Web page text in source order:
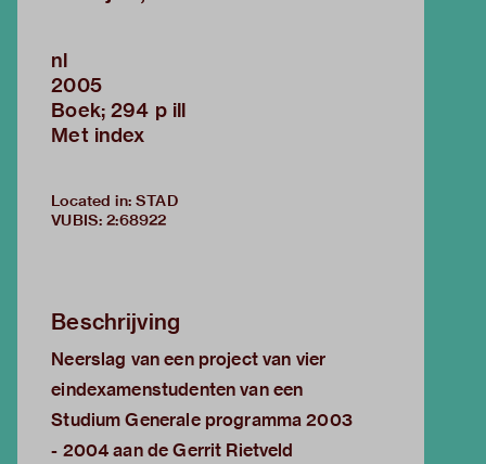
nl
2005
Boek; 294 p ill
Met index
Located in: STAD
VUBIS: 2:68922
Beschrijving
Neerslag van een project van vier
eindexamenstudenten van een
Studium Generale programma 2003
- 2004 aan de Gerrit Rietveld